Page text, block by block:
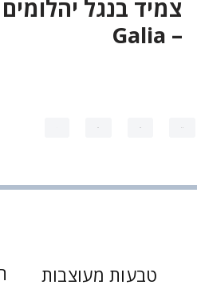
צמיד בנגל יהלומים
– Galia
טבעות מעוצבות